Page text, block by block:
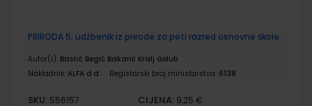
PRIRODA 5; udžbenik iz prirode za peti razred osnovne škole
Autor(i): Bastić Begić Bakarić Kralj Golub
Nakladnik: ALFA d.d. Registarski broj ministarstva: 6138
SKU: 556157 CIJENA: 9,25 €